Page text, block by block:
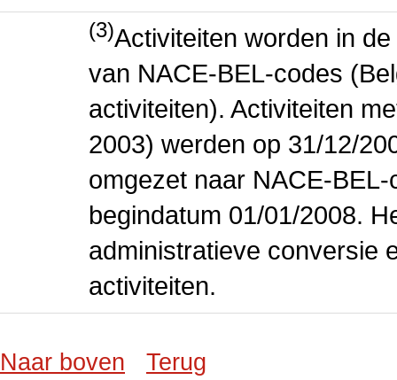
(3)Activiteiten worden in
van NACE-BEL-codes
activiteiten). Activiteiten
2003) werden op 31/12/
omgezet naar NACE-
begindatum 01/01/2008.
administratieve conversie
activiteiten.
Naar boven Terug